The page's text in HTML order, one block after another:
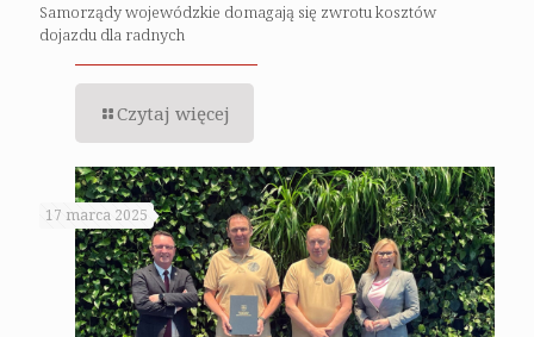
Samorządy wojewódzkie domagają się zwrotu kosztów
dojazdu dla radnych
Czytaj więcej
17 marca 2025